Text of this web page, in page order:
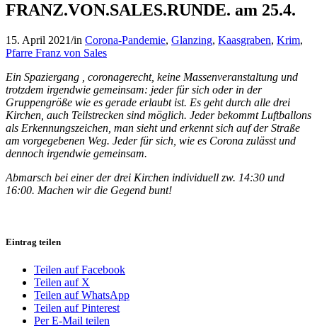
FRANZ.VON.SALES.RUNDE. am 25.4.
15. April 2021/in Corona-Pandemie, Glanzing, Kaasgraben, Krim,
Pfarre Franz von Sales
Ein Spaziergang , coronagerecht, keine Massenveranstaltung und
trotzdem irgendwie gemeinsam: jeder für sich oder in der
Gruppengröße wie es gerade erlaubt ist. Es geht durch alle drei
Kirchen, auch Teilstrecken sind möglich. Jeder bekommt Luftballons
als Erkennungszeichen, man sieht und erkennt sich auf der Straße
am vorgegebenen Weg. Jeder für sich, wie es Corona zulässt und
dennoch irgendwie gemeinsam.
Abmarsch bei einer der drei Kirchen individuell zw. 14:30 und
16:00. Machen wir die Gegend bunt!
Eintrag teilen
Teilen auf Facebook
Teilen auf X
Teilen auf WhatsApp
Teilen auf Pinterest
Per E-Mail teilen